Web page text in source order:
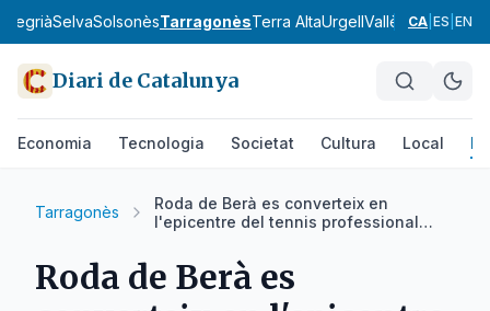
SegriàSelvaSolsonèsTarragonèsTerra AltaUrgellVallès Occidental
CA ES EN
Diari de Catalunya
Economia Tecnologia Societat Cultura Local
Tarragonès
Roda de Berà es converteix en
l'epicentre del tennis professional
Roda de Berà es